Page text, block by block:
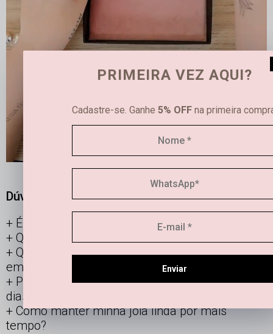
Dúvidas frequentes
É possível limpar joias femininas em casa?
Qual é a diferença entre semijoias e bijuterias?
Qual a durabilidade de uma semi joia banhada
em ouro e prata?
Posso usar os acessórios banhados todos os
dias?
Como manter minha joia linda por mais
tempo?
PRIMEIRA VEZ AQUI?
Cadastre-se. Ganhe 5% OFF na primeira
Enviar